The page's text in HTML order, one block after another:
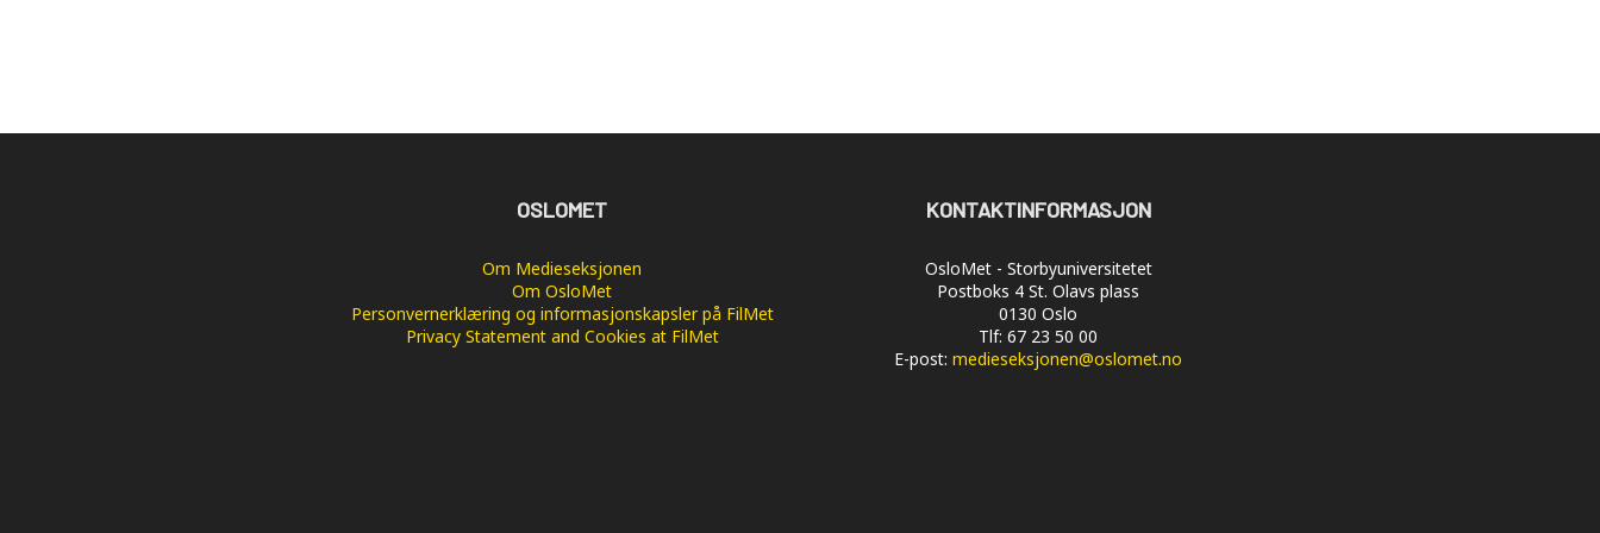
OSLOMET
Om Medieseksjonen
Om OsloMet
Personvernerklæring og informasjonskapsler på FilMet
Privacy Statement and Cookies at FilMet
KONTAKTINFORMASJON
OsloMet - Storbyuniversitetet
Postboks 4 St. Olavs plass
0130 Oslo
Tlf: 67 23 50 00
E-post: medieseksjonen@oslomet.no